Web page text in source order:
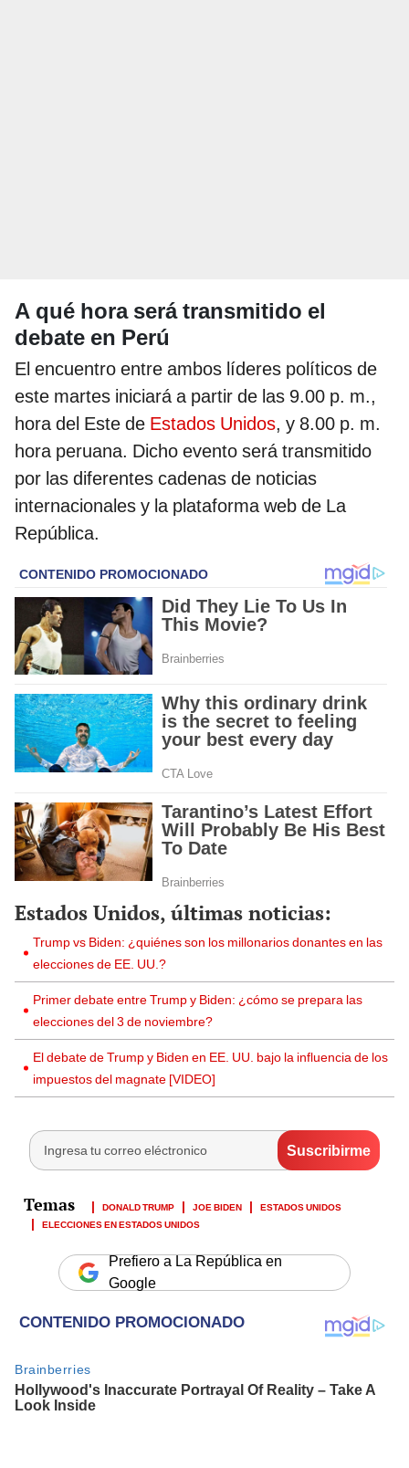
A qué hora será transmitido el
debate en Perú
El encuentro entre ambos líderes políticos de
este martes iniciará a partir de las 9.00 p. m.,
hora del Este de Estados Unidos, y 8.00 p. m.
hora peruana. Dicho evento será transmitido
por las diferentes cadenas de noticias
internacionales y la plataforma web de La
República.
Estados Unidos, últimas noticias:
Trump vs Biden: ¿quiénes son los millonarios donantes en las
elecciones de EE. UU.?
Primer debate entre Trump y Biden: ¿cómo se prepara las
elecciones del 3 de noviembre?
El debate de Trump y Biden en EE. UU. bajo la influencia de los
impuestos del magnate [VIDEO]
DONALD TRUMP JOE BIDEN
ESTADOS UNIDOS
ELECCIONES EN ESTADOS UNIDOS
Prefiero a La República en
Google